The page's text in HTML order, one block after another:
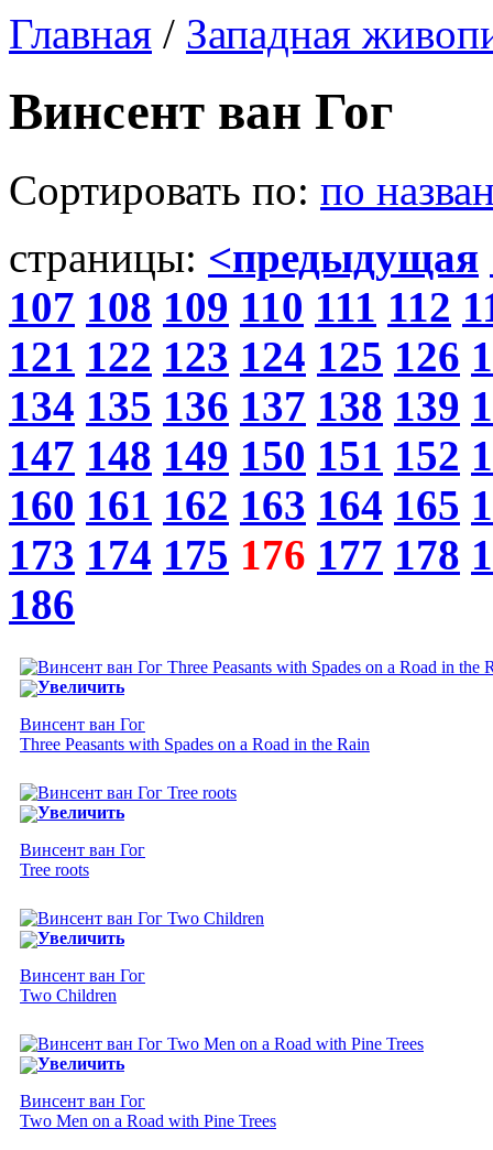
Главная / Западная
Винсент ван Гог
Сортировать по: по
страницы: <предыдущая
107 108 109 110 111 112
121 122 123 124 125 126
134 135 136 137 138 139
147 148 149 150 151 152
160 161 162 163 164 165
173 174 175 176 177 178
186
Увеличить
Винсент ван Гог
Three Peasants with Spades on a Road in the Rain
Увеличить
Винсент ван Гог
Tree roots
Увеличить
Винсент ван Гог
Two Children
Увеличить
Винсент ван Гог
Two Men on a Road with Pine Trees